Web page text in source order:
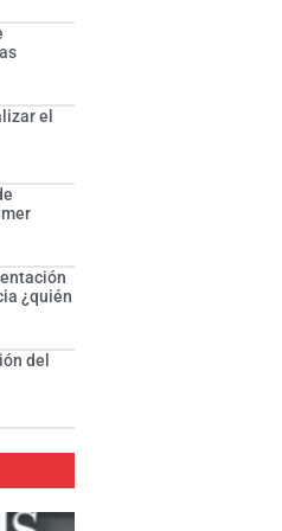
el
¿quién
del